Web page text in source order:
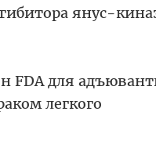
янус-
FDA для
легкого